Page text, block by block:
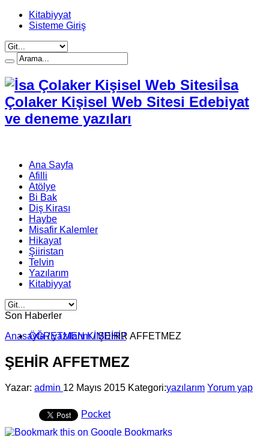
Kitabiyyat
Sisteme Giriş
İsa
Çolaker Kişisel Web Sitesi Edebiyat
ve deneme yazıları
Ana Sayfa
Afilli
Atölye
Bi Bak
Diş Kirası
Haybe
Misafir Kalemler
Hikayat
Şiiristan
Telvin
Yazılarım
Kitabiyyat
Son Haberler
ÖĞRETMEN KİMDİR?
Anasayfa/yazılarım/ŞEHİR AFFETMEZ
ŞEHİR AFFETMEZ
Yazar: admin 12 Mayıs 2015 Kategori:yazılarım Yorum yap
Pocket